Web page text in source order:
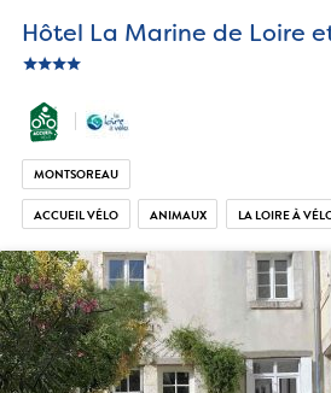
Hôtel La Marine de Loire
ic_star
ic_star
MONTSOREAU
ACCUEIL VÉLO ANIMAUX LA LOIRE À